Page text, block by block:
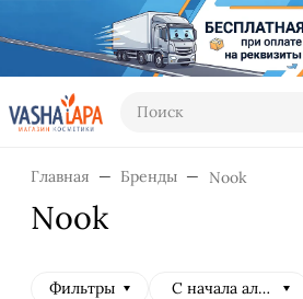
Поиск
Главная Бренды Nook
Nook
Фильтры С начала алфавита